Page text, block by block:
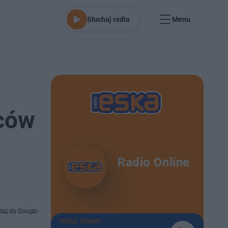
Słuchaj radia Menu
do Google
Radio Online
TERAZ GRAMY